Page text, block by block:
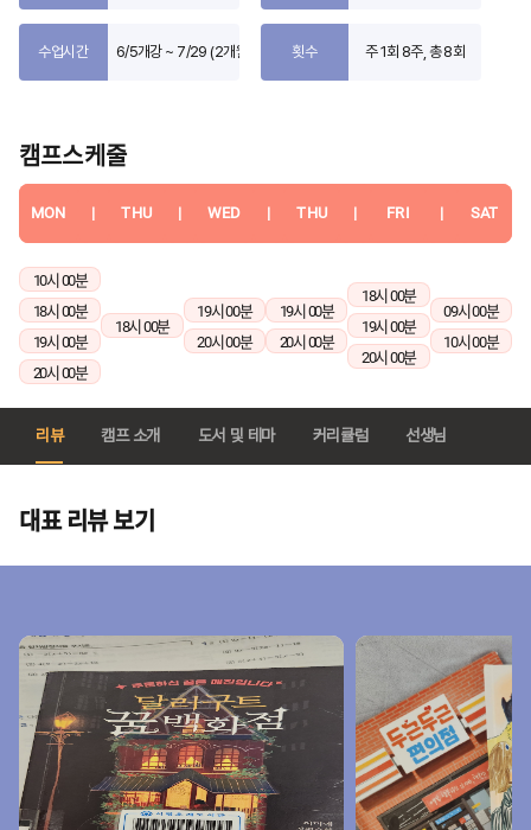
수업시간 6/5개강 ~ 7/29 (2개월) 횟수 주 1회 8주, 총 8회
캠프스케줄
MON | THU | WED | THU | FRI | SAT
10시 00분
18시 00분
19시 00분
20시 00분
18시 00분
19시 00분
20시 00분
19시 00분
20시 00분
18시 00분
19시 00분
20시 00분
09시 00분
10시 00분
리뷰 캠프 소개 도서 및 테마 커리큘럼 선생님
대표 리뷰 보기